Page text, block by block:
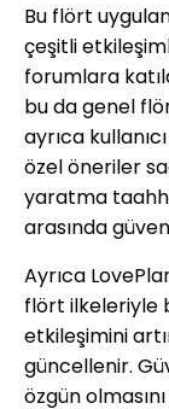
Bu flört
çeşitli
forumlara
bu da genel
ayrıca
özel öneriler
yaratma
arasında
Ayrıca
flört ilkeleriyle
etkileşimini
güncellenir.
özgün